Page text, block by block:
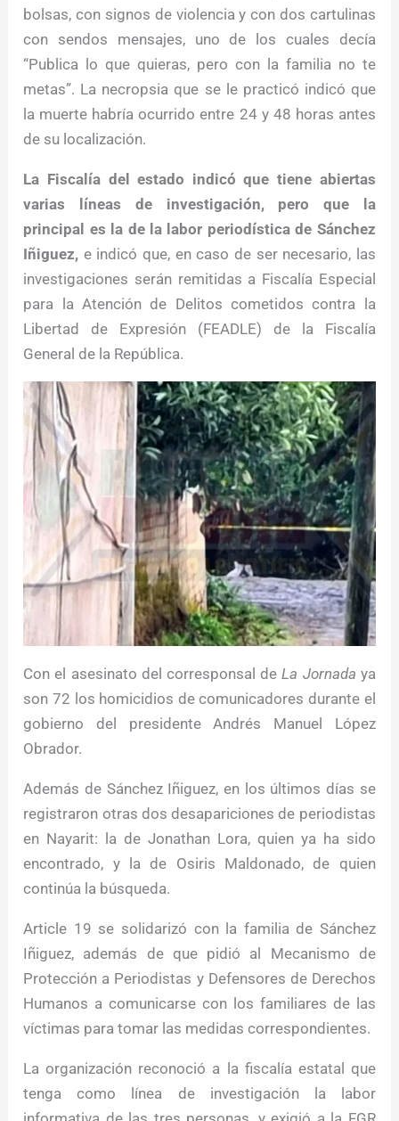
bolsas, con signos de violencia y con dos cartulinas
con sendos mensajes, uno de los cuales decía
“Publica lo que quieras, pero con la familia no te
metas”. La necropsia que se le practicó indicó que
la muerte habría ocurrido entre 24 y 48 horas antes
de su localización.
La Fiscalía del estado indicó que tiene abiertas
varias líneas de investigación, pero que la
principal es la de la labor periodística de Sánchez
Iñiguez, e indicó que, en caso de ser necesario, las
investigaciones serán remitidas a Fiscalía Especial
para la Atención de Delitos cometidos contra la
Libertad de Expresión (FEADLE) de la Fiscalía
General de la República.
Con el asesinato del corresponsal deLa Jornada ya
son 72 los homicidios de comunicadores durante el
gobierno del presidente Andrés Manuel López
Obrador.
Además de Sánchez Iñiguez, en los últimos días se
registraron otras dos desapariciones de periodistas
en Nayarit: la de Jonathan Lora, quien ya ha sido
encontrado, y la de Osiris Maldonado, de quien
continúa la búsqueda.
Article 19 se solidarizó con la familia de Sánchez
Iñiguez, además de que pidió al Mecanismo de
Protección a Periodistas y Defensores de Derechos
Humanos a comunicarse con los familiares de las
víctimas para tomar las medidas correspondientes.
La organización reconoció a la fiscalía estatal que
tenga como línea de investigación la labor